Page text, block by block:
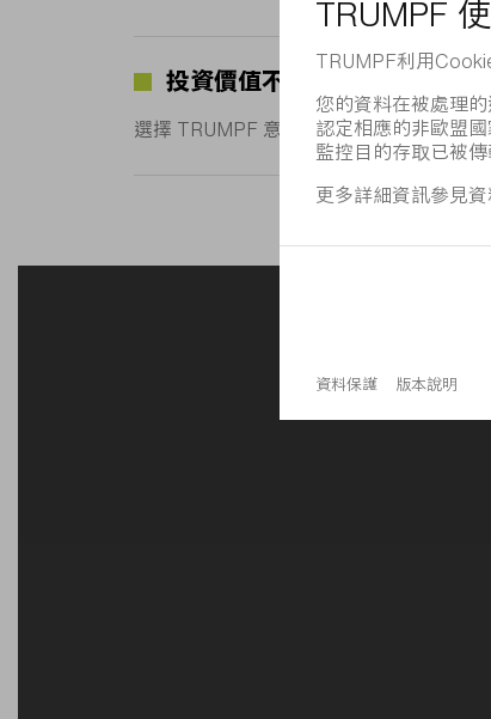
投資價值不容忽視。
選擇 TRUMPF 意味著長期的設備保障。